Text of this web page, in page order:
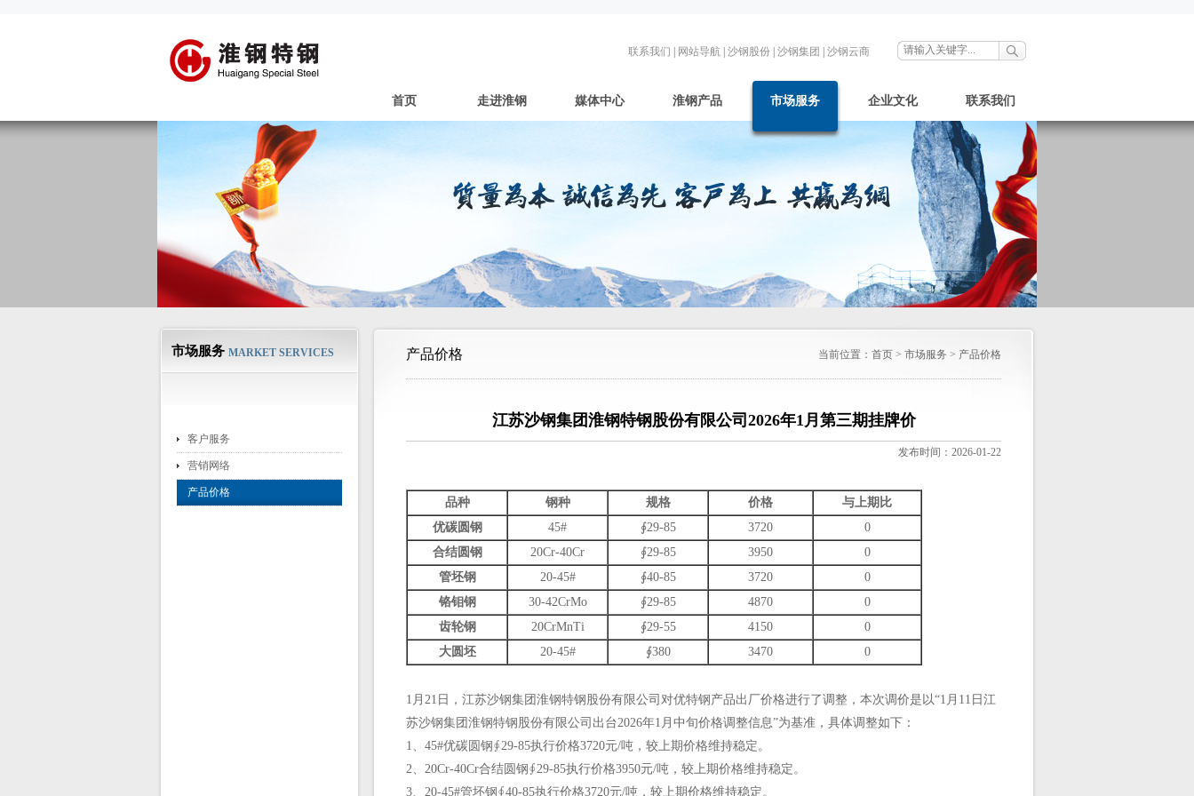
联系我们 网站导航 沙钢股份 沙钢集团 沙钢云商
首页 走进淮钢 媒体中心 淮钢产品 市场服务 企业文化 联系我们
市场服务 MARKET SERVICES
客户服务
营销网络
产品价格
当前位置： 首页 > 市场服务 > 产品价格
产品价格
江苏沙钢集团淮钢特钢股份有限公司2026年1月第三期挂牌价
发布时间：2026-01-22
品种 钢种 规格 价格
与上期比
优碳圆钢
45# ∮29-85 3720
0
合结圆钢
20Cr-40Cr ∮29-85 3950
0
管坯钢
20-45# ∮40-85 3720
0
铬钼钢
30-42CrMo ∮29-85 4870
0
齿轮钢
20CrMnTi ∮29-55 4150
0
大圆坯
20-45# ∮380 3470 0
1月21日，江苏沙钢集团淮钢特钢股份有限公司对优特钢产品出厂价格进行了调整，本次调价是以“1月11日江
苏沙钢集团淮钢特钢股份有限公司出台2026年1月中旬价格调整信息”为基准，具体调整如下：
1、45#优碳圆钢∮29-85执行价格3720元/吨，较上期价格维持稳定。
2、20Cr-40Cr合结圆钢∮29-85执行价格3950元/吨，较上期价格维持稳定。
3、20-45#管坯钢∮40-85执行价格3720元/吨，较上期价格维持稳定。